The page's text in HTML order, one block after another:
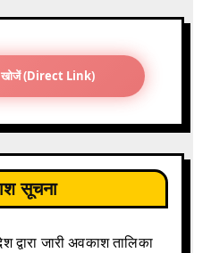
खोजें (Direct Link)
सूचना
द्वारा जारी अवकाश तालिका